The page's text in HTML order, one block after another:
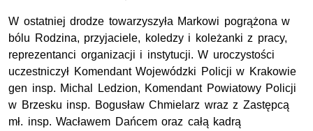
W ostatniej drodze towarzyszyła Markowi pogrążona w
bólu Rodzina, przyjaciele, koledzy i koleżanki z pracy,
reprezentanci organizacji i instytucji. W uroczystości
uczestniczył Komendant Wojewódzki Policji w Krakowie
gen insp. Michal Ledzion, Komendant Powiatowy Policji
w Brzesku insp. Bogusław Chmielarz wraz z Zastępcą
mł. insp. Wacławem Dańcem oraz całą kadrą